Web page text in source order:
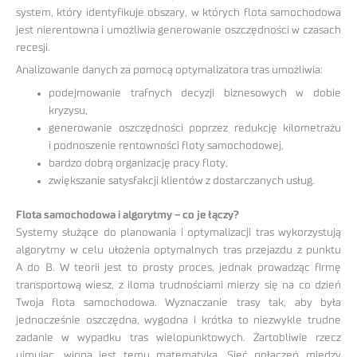
system, który identyfikuje obszary, w których flota samochodowa
jest nierentowna i umożliwia generowanie oszczędności w czasach
recesji.
Analizowanie danych za pomocą optymalizatora tras umożliwia:
podejmowanie trafnych decyzji biznesowych w dobie
kryzysu,
generowanie oszczędności poprzez redukcję kilometrażu
i podnoszenie rentowności floty samochodowej,
bardzo dobrą organizację pracy floty,
zwiększanie satysfakcji klientów z dostarczanych usług.
Flota samochodowa i algorytmy – co je łączy?
Systemy służące do planowania i optymalizacji tras wykorzystują
algorytmy w celu ułożenia optymalnych tras przejazdu z punktu
A do B. W teorii jest to prosty proces, jednak prowadząc firmę
transportową wiesz, z iloma trudnościami mierzy się na co dzień
Twoja flota samochodowa. Wyznaczanie trasy tak, aby była
jednocześnie oszczędna, wygodna i krótka to niezwykle trudne
zadanie w wypadku tras wielopunktowych. Żartobliwie rzecz